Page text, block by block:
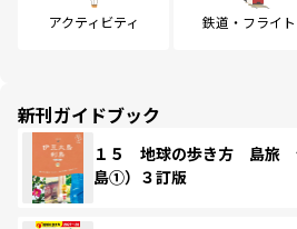
アクティビティ 鉄道・フライト
新刊ガイドブック
１５ 地球の歩き方 島旅
島①）３訂版